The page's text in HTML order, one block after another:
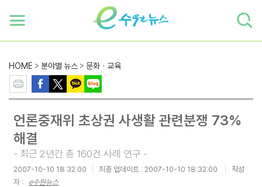
HOME > 분야별 뉴스 > 문화ㆍ교육
언론중재위 초상권 사생활 관련분쟁 73%
해결
- 최근 2년간 총 160건 사례 연구 -
2007-10-10 18:32:00 최종 업데이트 : 2007-10-10 18:32:00
작성
자 : e수원뉴스